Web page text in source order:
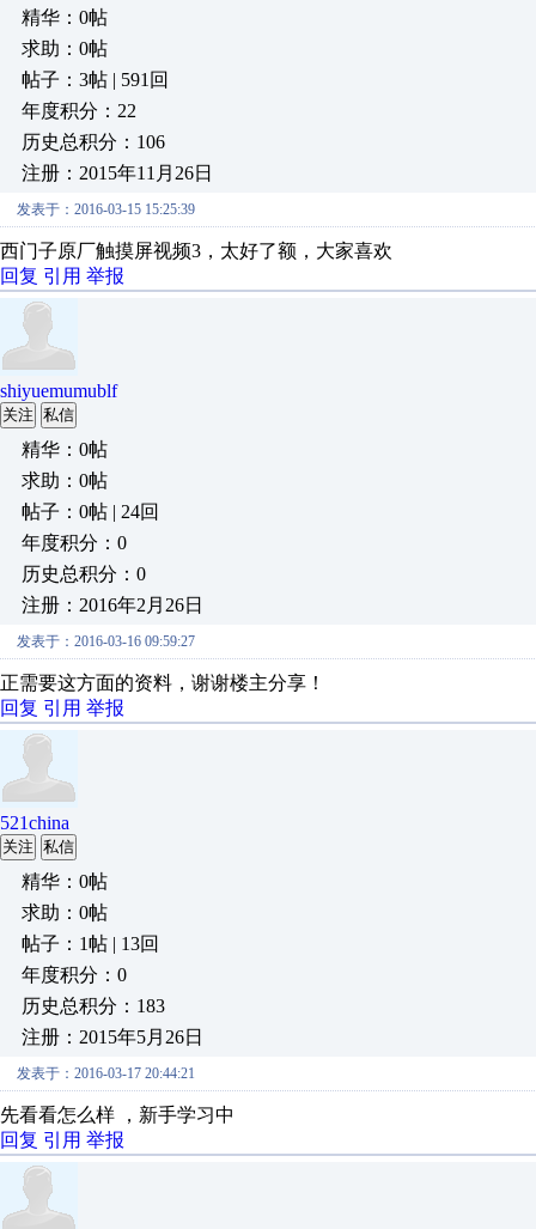
精华：0帖
求助：0帖
帖子：3帖 | 591回
年度积分：22
历史总积分：106
注册：2015年11月26日
发表于：2016-03-15 15:25:39
西门子原厂触摸屏视频3，太好了额，大家喜欢
回复 引用 举报
shiyuemumublf
关注 私信
精华：0帖
求助：0帖
帖子：0帖 | 24回
年度积分：0
历史总积分：0
注册：2016年2月26日
发表于：2016-03-16 09:59:27
正需要这方面的资料，谢谢楼主分享！
回复 引用 举报
521china
关注 私信
精华：0帖
求助：0帖
帖子：1帖 | 13回
年度积分：0
历史总积分：183
注册：2015年5月26日
发表于：2016-03-17 20:44:21
先看看怎么样 ，新手学习中
回复 引用 举报